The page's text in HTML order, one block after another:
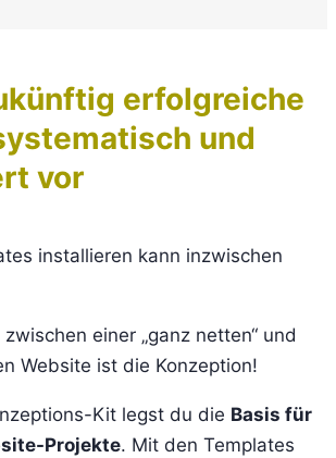
erfolgreiche
und
vor
installieren kann inzwischen
einer „ganz netten“ und
Website ist die Konzeption!
Kit legst du die Basis für
Projekte. Mit den Templates